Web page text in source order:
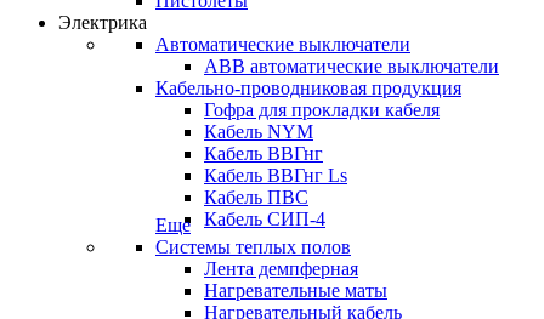
Электрика
Автоматические выключатели
ABB автоматические выключатели
Кабельно-проводниковая продукция
Гофра для прокладки кабеля
Кабель NYM
Кабель ВВГнг
Кабель ВВГнг Ls
Кабель ПВС
Кабель СИП-4
Еще
Системы теплых полов
Лента демпферная
Нагревательные маты
Нагревательный кабель